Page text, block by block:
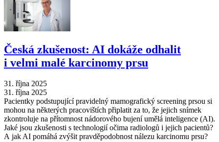
Česká zkušenost: AI dokáže odhalit
i velmi malé karcinomy prsu
31. října 2025
31. října 2025
Pacientky podstupující pravidelný mamografický screening prsou si
mohou na některých pracovištích připlatit za to, že jejich snímek
zkontroluje na přítomnost nádorového bujení umělá inteligence (AI).
Jaké jsou zkušenosti s technologií očima radiologů i jejich pacientů?
A jak AI pomáhá zvýšit pravděpodobnost nálezu karcinomu prsu?